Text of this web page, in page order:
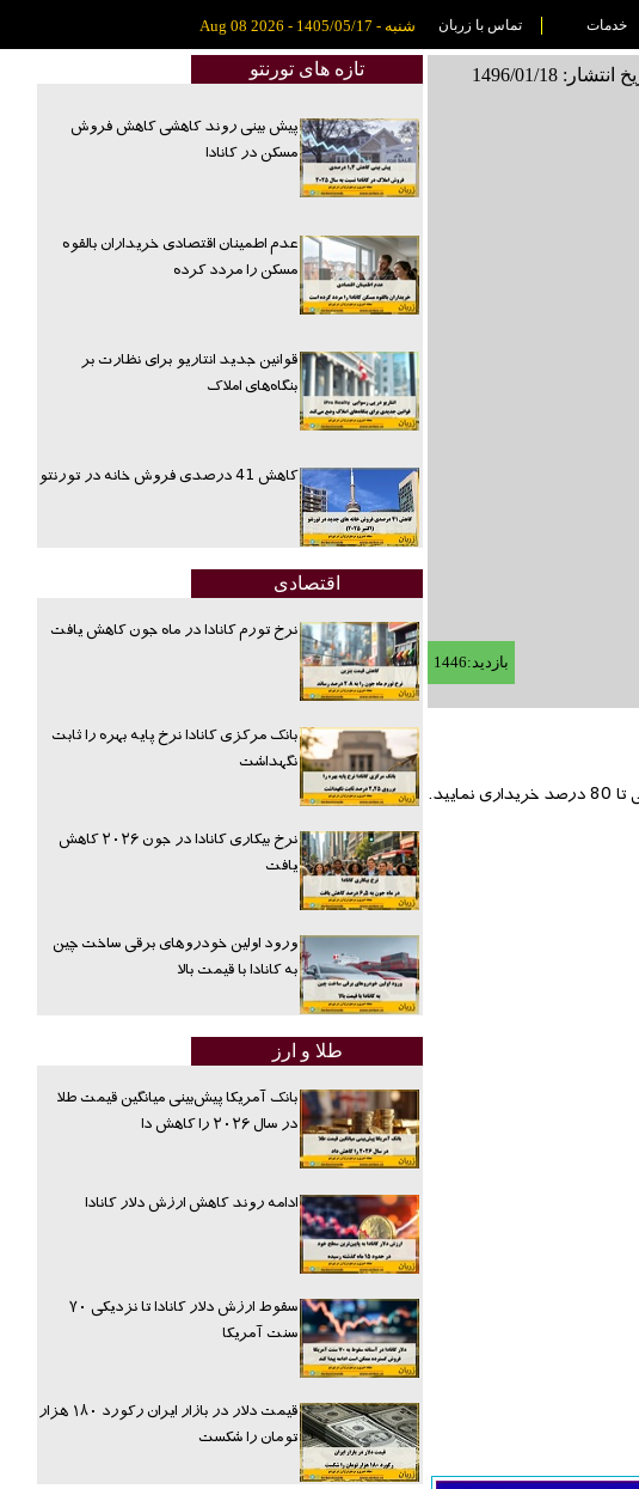
خدمات تماس با زربان شنبه - 1405/05/17 - Aug 08 2026
انتشار: 1496/01/18
بازدید:1446
تازه های تورنتو
پیش بینی روند کاهشی کاهش فروش
مسکن در کانادا
عدم اطمینان اقتصادی خریداران بالقوه
مسکن را مردد کرده
قوانین جدید انتاریو برای نظارت بر
بنگاه‌های املاک
کاهش 41 درصدی فروش خانه در تورنتو
اقتصادی
نرخ تورم کانادا در ماه جون کاهش یافت
بانک مرکزی کانادا نرخ پایه بهره را ثابت
نگهداشت
نرخ بیکاری کانادا در جون ۲۰۲۶ کاهش
یافت
ورود اولین خودروهای برقی ساخت چین
به کانادا با قیمت بالا
طلا و ارز
بانک آمریکا پیش‌بینی میانگین قیمت طلا
در سال ۲۰۲۶ را کاهش دا
ادامه روند کاهش ارزش دلار کانادا
سقوط ارزش دلار کانادا تا نزدیکی ۷۰
سنت آمریکا
قیمت دلار در بازار ایران رکورد ۱۸۰ هزار
تومان را شکست